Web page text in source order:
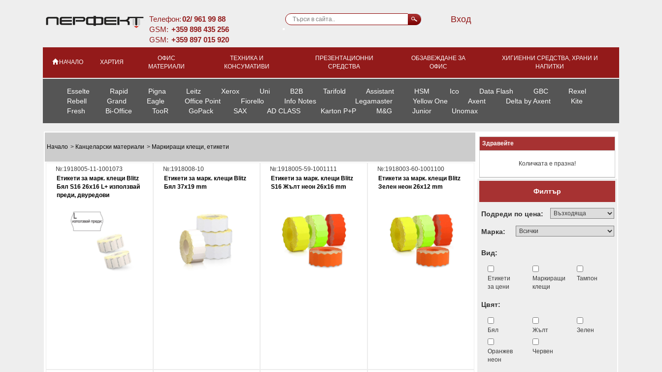
Телефон:02/ 961 99 88
GSM: +359 898 435 256
GSM: +359 897 015 920
Вход
НАЧАЛО ХАРТИЯ
ОФИС
МАТЕРИАЛИ
ТЕХНИКА И
КОНСУМАТИВИ
ПРЕЗЕНТАЦИОННИ
СРЕДСТВА
ОБЗАВЕЖДАНЕ ЗА
ОФИС
ХИГИЕННИ СРЕДСТВА, ХРАНИ И
НАПИТКИ
Esselte Rapid Pigna Leitz Xerox Uni B2B Tarifold Assistant HSM Ico Data Flash GBC
Rexel
Rebell
Grand Eagle Office Point Fiorello Info Notes Legamaster Yellow One Axent Delta by Axent
Kite
Fresh
Bi-Office TooR GoPack SAX AD CLASS Karton P+P M&G Junior Unomax
Начало > Канцеларски материали > Маркиращи клещи, етикети
№:1918005-11-1001073
Етикети за марк. клещи Blitz
Бял S16 26x16 L+ използвай
преди, двуредови
№:1918008-10
Етикети за марк. клещи Blitz
Бял 37х19 mm
№:1918005-59-1001111
Етикети за марк. клещи Blitz
S16 Жълт неон 26x16 mm
№:1918003-60-1001100
Етикети за марк. клещи Blitz
Зелен неон 26x12 mm
Здравейте
Количката е празна!
Филтър
Подреди по цена:
Марка:
Вид:
Етикети
за цени
Маркиращи
клещи
Тампон
Цвят:
Бял Жълт Зелен
Оранжев
неон
Червен